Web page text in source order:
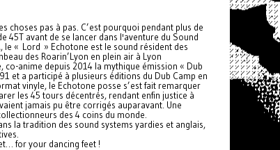
choses pas à pas. C’est pourquoi pendant plus de
45T avant de se lancer dans l'aventure du Sound
le « Lord » Echotone est le sound résident des
des Roarin’Lyon en plein air à Lyon
anime depuis 2014 la mythique émission « Dub
et a participé à plusieurs éditions du Dub Camp en
vinyle, le Echotone posse s’est fait remarquer
les 45 tours décentrés, rendant enfin justice à
jamais pu être corrigés auparavant. Une
des 4 coins du monde.
la tradition des sound systems yardies et anglais,
for your dancing feet !